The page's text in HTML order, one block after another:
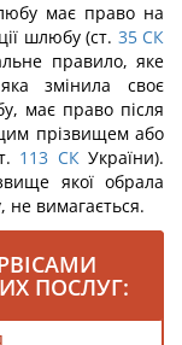
має право на
шлюбу (ст. 35 СК
правило, яке
змінила своє
має право після
прізвищем або
113 СКУкраїни).
якої обрала
не вимагається.
ПОСЛУГ: